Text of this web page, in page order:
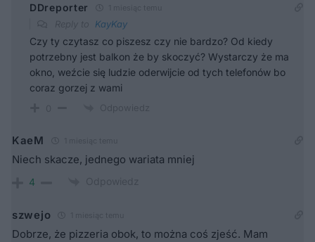
DDreporter
KayKay
Czy ty czytasz co piszesz czy nie bardzo? Od kiedy
potrzebny jest balkon że by skoczyć? Wystarczy że ma
okno, weźcie się ludzie oderwijcie od tych telefonów bo
coraz gorzej z wami
KaeM
Niech skacze, jednego wariata mniej
4
szwejo
Dobrze, że pizzeria obok, to można coś zjeść. Mam